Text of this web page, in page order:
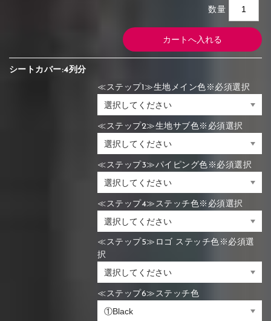
数量
シートカバー:4列分
≪ステップ1≫生地メイン色※必須選択
≪ステップ2≫生地サブ色※必須選択
≪ステップ3≫パイピング色※必須選択
≪ステップ4≫ステッチ色※必須選択
≪ステップ5≫ロゴ ステッチ色※必須選
択
≪ステップ6≫ステッチ色